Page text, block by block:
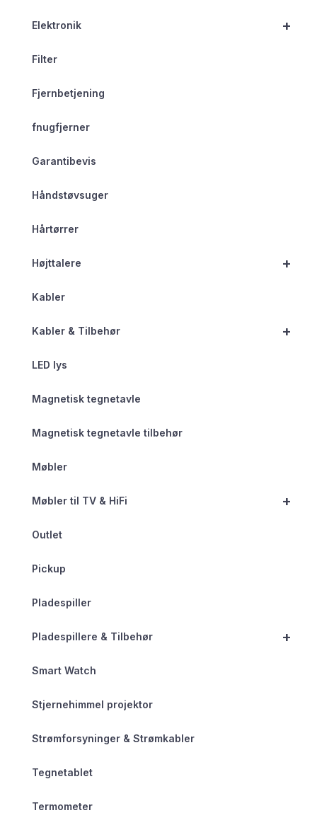
+
Elektronik
Filter
Fjernbetjening
fnugfjerner
Garantibevis
Håndstøvsuger
Hårtørrer
+
Højttalere
Kabler
+
Kabler & Tilbehør
LED lys
Magnetisk tegnetavle
Magnetisk tegnetavle tilbehør
Møbler
+
Møbler til TV & HiFi
Outlet
Pickup
Pladespiller
+
Pladespillere & Tilbehør
Smart Watch
Stjernehimmel projektor
Strømforsyninger & Strømkabler
Tegnetablet
Termometer